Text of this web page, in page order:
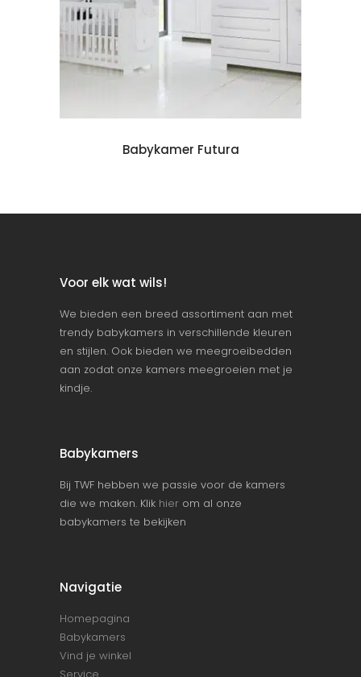
Babykamer Futura
Koop babykamer
Voor elk wat wils!
We bieden een breed assortiment aan met
trendy babykamers in verschillende kleuren
en stijlen. Ook bieden we meegroeibedden
aan zodat onze kamers meegroeien met je
kindje.
Babykamers
Bij TWF hebben we passie voor de kamers
die we maken. Klik hier om al onze
babykamers te bekijken
Navigatie
Homepagina
Babykamers
Vind je winkel